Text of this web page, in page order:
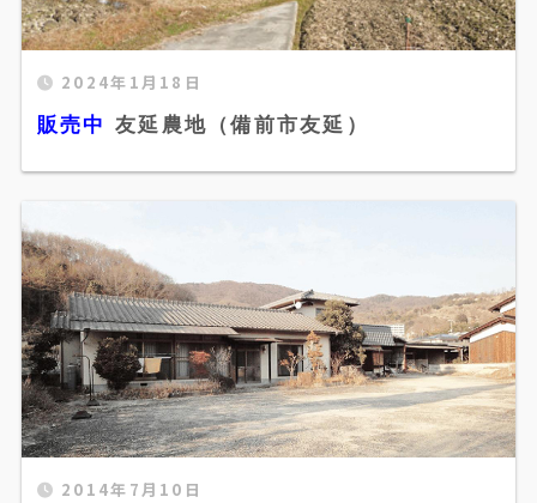
販売中 友延農地（備前市友延）" width="520"
height="300" />
2024年1月18日
販売中 友延農地（備前市友延）
2014年7月10日